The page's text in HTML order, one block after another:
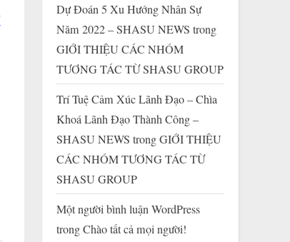
Dự Đoán 5 Xu Hướng Nhân Sự
Năm 2022 – SHASU NEWS trong
GIỚI THIỆU CÁC NHÓM
TƯƠNG TÁC TỪ SHASU GROUP
Trí Tuệ Cảm Xúc Lãnh Đạo – Chìa
Khoá Lãnh Đạo Thành Công –
SHASU NEWS trongGIỚI THIỆU
CÁC NHÓM TƯƠNG TÁC TỪ
SHASU GROUP
Một người bình luận WordPress
trongChào tất cả mọi người!